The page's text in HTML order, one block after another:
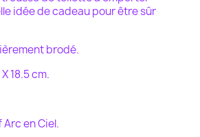
idée de cadeau pour être sûr
brodé.
18.5 cm.
en Ciel.